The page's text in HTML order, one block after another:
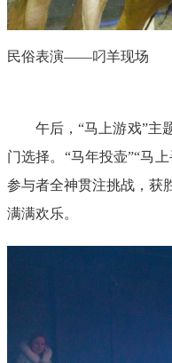
民俗表演——叼羊现场
午后，“马上游戏”主
门选择。“马年投壶”“马
参与者全神贯注挑战，获
满满欢乐。